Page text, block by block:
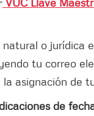
natural o jurídica
tu correo
asignación de
de